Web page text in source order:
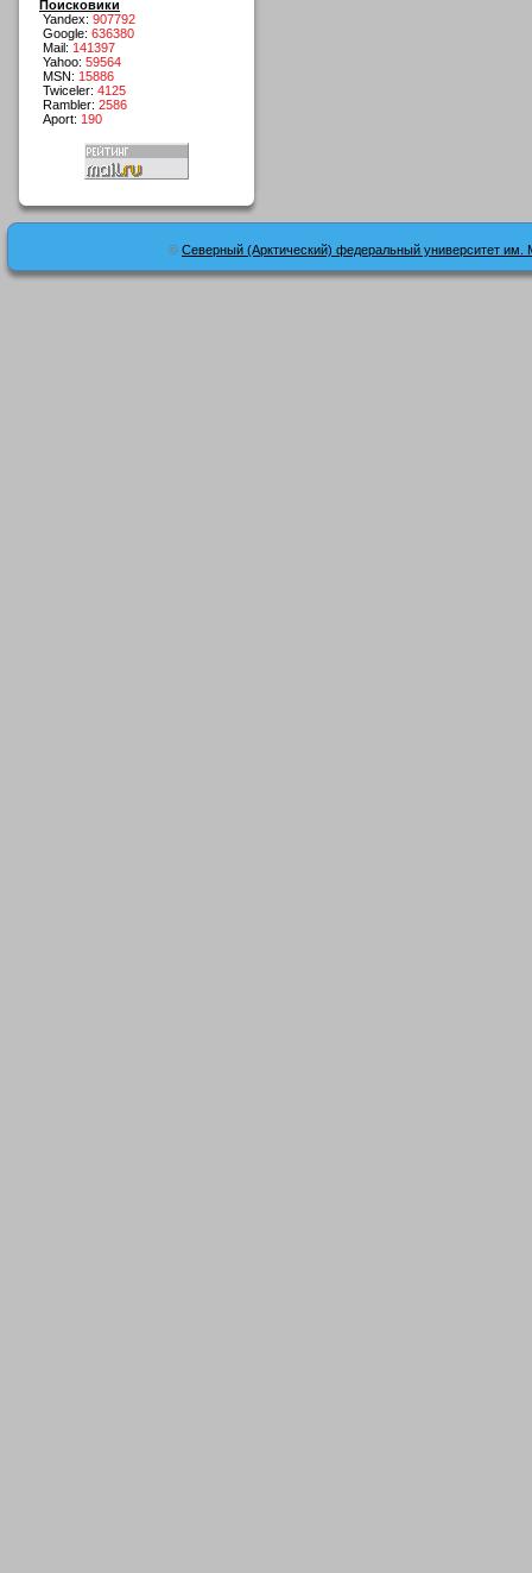
Поисковики
Yandex: 907792
Google: 636380
Mail: 141397
Yahoo: 59564
MSN: 15886
Twiceler: 4125
Rambler: 2586
Aport: 190
© Северный (Арктический) федеральный университет